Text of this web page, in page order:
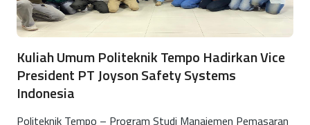
Kuliah Umum Politeknik Tempo Hadirkan Vice
President PT Joyson Safety Systems
Indonesia
Politeknik Tempo – Program Studi Manajemen Pemasaran